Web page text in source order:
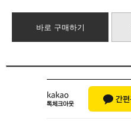
바로 구매하기